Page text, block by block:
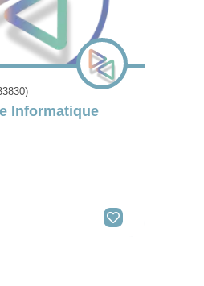
Informatique